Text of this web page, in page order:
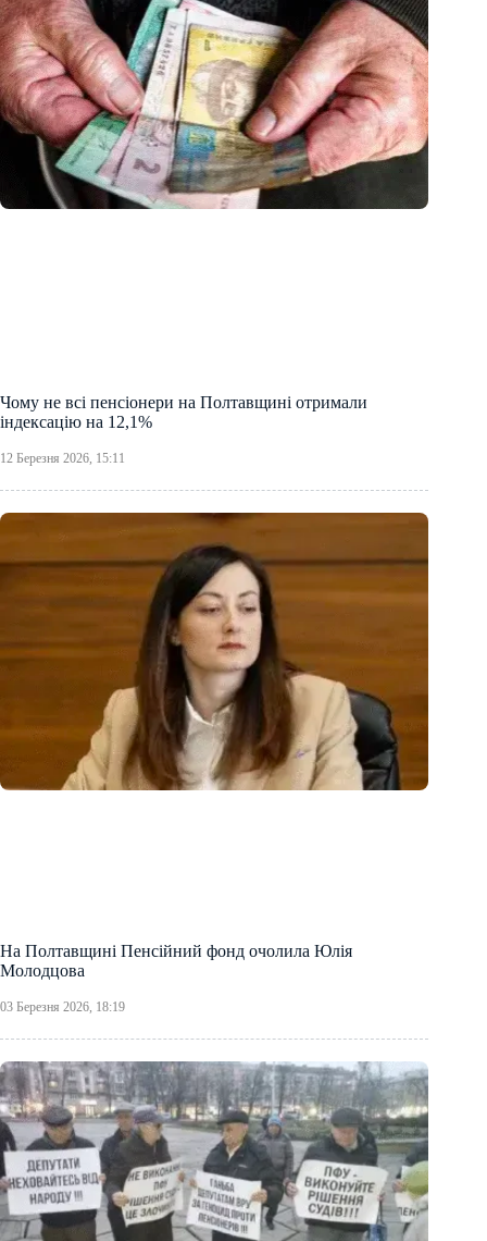
Чому не всі пенсіонери на Полтавщині отримали
індексацію на 12,1%
12 Березня 2026, 15:11
На Полтавщині Пенсійний фонд очолила Юлія
Молодцова
03 Березня 2026, 18:19